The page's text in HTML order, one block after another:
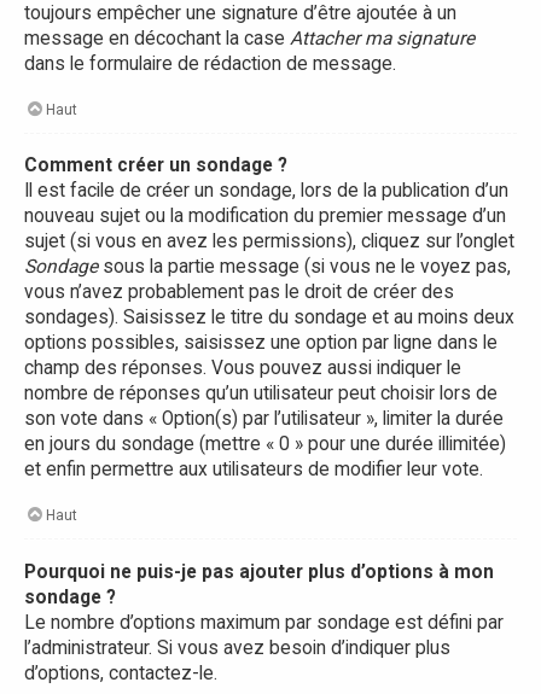
toujours empêcher une signature d’être ajoutée à un
message en décochant la case Attacher ma signature
dans le formulaire de rédaction de message.
Haut
Comment créer un sondage ?
Il est facile de créer un sondage, lors de la publication d’un
nouveau sujet ou la modification du premier message d’un
sujet (si vous en avez les permissions), cliquez sur l’onglet
Sondagesous la partie message (si vous ne le voyez pas,
vous n’avez probablement pas le droit de créer des
sondages). Saisissez le titre du sondage et au moins deux
options possibles, saisissez une option par ligne dans le
champ des réponses. Vous pouvez aussi indiquer le
nombre de réponses qu’un utilisateur peut choisir lors de
son vote dans « Option(s) par l’utilisateur », limiter la durée
en jours du sondage (mettre « 0 » pour une durée illimitée)
et enfin permettre aux utilisateurs de modifier leur vote.
Haut
Pourquoi ne puis-je pas ajouter plus d’options à mon
sondage ?
Le nombre d’options maximum par sondage est défini par
l’administrateur. Si vous avez besoin d’indiquer plus
d’options, contactez-le.